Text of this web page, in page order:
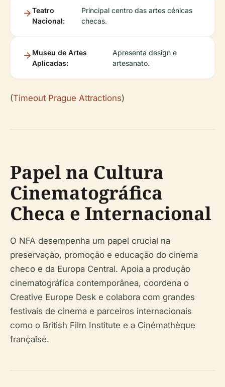
Teatro
Nacional:
Principal centro das artes cénicas
checas.
Museu de Artes
Aplicadas:
Apresenta design e
artesanato.
(Timeout Prague Attractions)
Papel na Cultura
Cinematográfica
Checa e Internacional
O NFA desempenha um papel crucial na
preservação, promoção e educação do cinema
checo e da Europa Central. Apoia a produção
cinematográfica contemporânea, coordena o
Creative Europe Desk e colabora com grandes
festivais de cinema e parceiros internacionais
como o British Film Institute e a Cinémathèque
française.